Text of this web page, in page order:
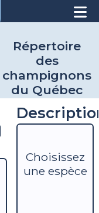
Répertoire
des
champignons
du Québec
Choisissez
une espèce